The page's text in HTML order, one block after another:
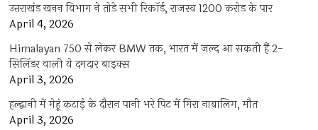
उत्तराखंड खनन विभाग ने तोड़े सभी रिकॉर्ड, राजस्व 1200 करोड़ के पार
April 4, 2026
Himalayan 750 से लेकर BMW तक, भारत में जल्द आ सकती हैं 2-
सिलिंडर वाली ये दमदार बाइक्स
April 3, 2026
हल्द्वानी में गेहूं कटाई के दौरान पानी भरे पिट में गिरा नाबालिग, मौत
April 3, 2026